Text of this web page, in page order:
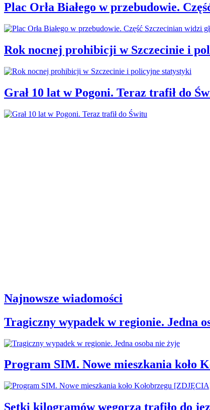
Plac Orła Białego w przebudowie.
Rok nocnej prohibicji w Szczecinie i
Grał 10 lat w Pogoni. Teraz trafił do
Najnowsze wiadomości
Tragiczny wypadek w regionie. Jedna
Program SIM. Nowe mieszkania koło
Setki kilogramów węgorza trafiło do